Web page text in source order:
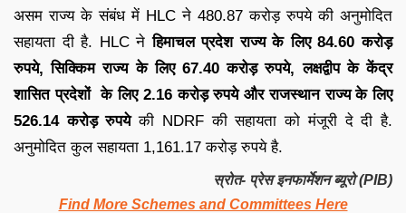
असम राज्य के संबंध में HLC ने 480.87 करोड़ रुपये की अनुमोदित
सहायता दी है. HLC नेहिमाचल प्रदेश राज्य के लिए 84.60 करोड़
रुपये, सिक्किम राज्य के लिए 67.40 करोड़ रुपये, लक्षद्वीप के केंद्र
शासित प्रदेशों के लिए 2.16 करोड़ रुपये और राजस्थान राज्य के लिए
526.14 करोड़ रुपयेकी NDRF की सहायता को मंजूरी दे दी है.
अनुमोदित कुल सहायता 1,161.17 करोड़ रुपये है.
स्रोत- प्रेस इनफार्मेशन ब्यूरो(PIB)
Find More Schemes and Committees Here